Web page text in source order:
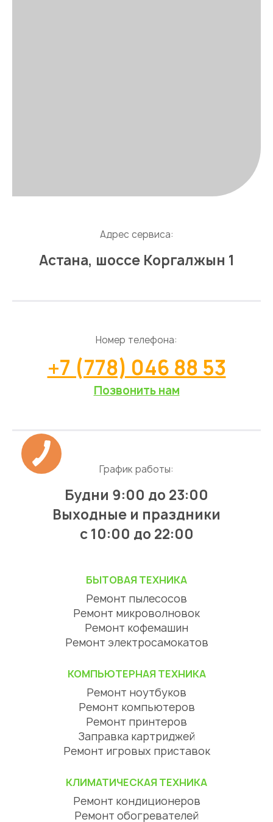
Адрес сервиса:
Астана, шоссе Коргалжын 1
Номер телефона:
+7 (778) 046 88 53
Позвонить нам
График работы:
Будни 9:00 до 23:00
Выходные и праздники
с 10:00 до 22:00
БЫТОВАЯ ТЕХНИКА
Ремонт пылесосов
Ремонт микроволновок
Ремонт кофемашин
Ремонт электросамокатов
КОМПЬЮТЕРНАЯ ТЕХНИКА
Ремонт ноутбуков
Ремонт компьютеров
Ремонт принтеров
Заправка картриджей
Ремонт игровых приставок
КЛИМАТИЧЕСКАЯ ТЕХНИКА
Ремонт кондиционеров
Ремонт обогревателей